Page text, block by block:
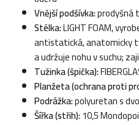
Vnější podšívka:prodyšná
Stélka:LIGHT FOAM,
antistatická, anatomicky
a udržuje nohu v suchu;
Tužinka (špička):
Planžeta (ochrana proti
Podrážka:polyuretan s
Šířka (střih):10,5